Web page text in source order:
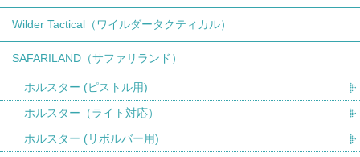
Wilder Tactical（ワイルダータクティカル）
SAFARILAND（サファリランド）
ホルスター (ピストル用)
ホルスター（ライト対応）
ホルスター (リボルバー用)